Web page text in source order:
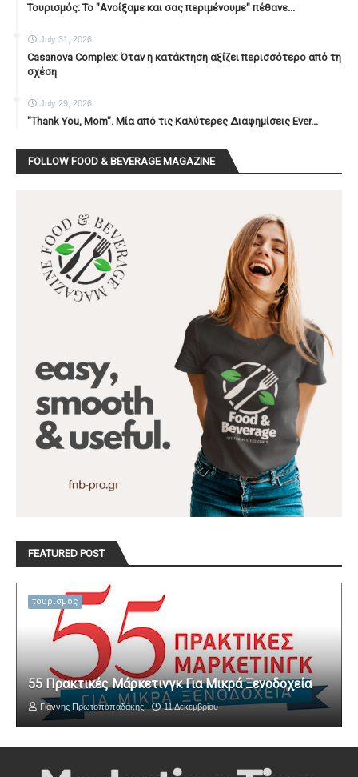
Τουρισμός: Το "Ανοίξαμε και σας περιμένουμε" πέθανε...
July 31, 2026
Casanova Complex: Όταν η κατάκτηση αξίζει περισσότερο από τη
σχέση
July 29, 2026
"Thank You, Mοm". Μία από τις Καλύτερες Διαφημίσεις Ever...
FOLLOW FOOD & BEVERAGE MAGAZINE
FEATURED POST
τουρισμός
55 Πρακτικές Μάρκετινγκ Για Μικρά Ξενοδοχεία
Γιάννης Πρωτοπαπαδάκης 11 Δεκεμβρίου